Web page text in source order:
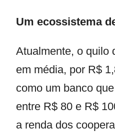
Um ecossistema
Atualmente, o quilo
em média, por R$
como um banco
entre R$ 80 e R$
a renda dos